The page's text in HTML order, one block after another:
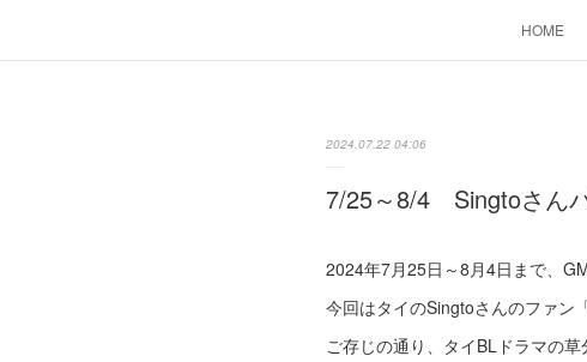
HOME
2024.07.22 04:06
7/25～8/4 Singtoさん
2024年7月25日～8月4日まで、
今回はタイのSingtoさんのファン
ご存じの通り、タイBLドラマの